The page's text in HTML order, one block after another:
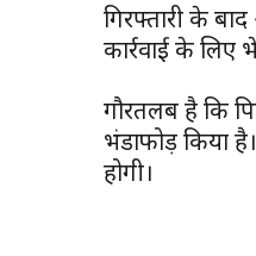
गिरफ्तारी के
कार्रवाई के
गौरतलब है कि
भंडाफोड़ किया
होगी।